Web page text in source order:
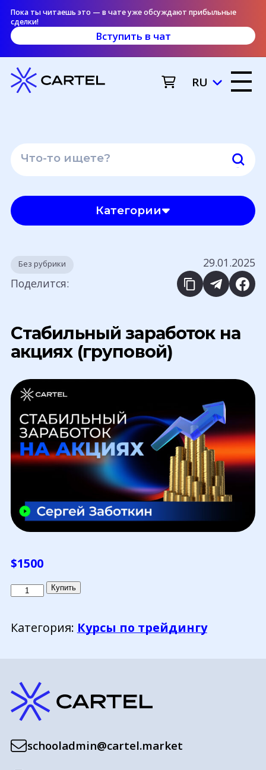
Пока ты читаешь это — в чате уже обсуждают прибыльные
сделки!
Вступить в чат
RU
Без рубрики
29.01.2025
Поделится:
Стабильный заработок на
акциях (груповой)
$1500
Количество
заработок
Купить
Категория: Курсы по трейдингу
Категории
schooladmin@cartel.market